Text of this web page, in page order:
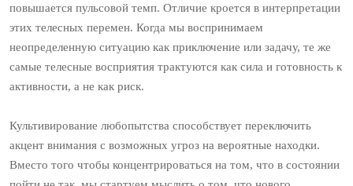
повышается пульсовой темп. Отличие кроется в интерпретации
этих телесных перемен. Когда мы воспринимаем
неопределенную ситуацию как приключение или задачу, те же
самые телесные восприятия трактуются как сила и готовность к
активности, а не как риск.
Культивирование любопытства способствует переключить
акцент внимания с возможных угроз на вероятные находки.
Вместо того чтобы концентрироваться на том, что в состоянии